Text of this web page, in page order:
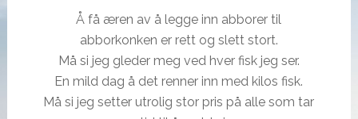
Å få æren av å legge inn abborer til
abborkonken er rett og slett stort.
Må si jeg gleder meg ved hver fisk jeg ser.
En mild dag å det renner inn med kilos fisk.
Må si jeg setter utrolig stor pris på alle som tar